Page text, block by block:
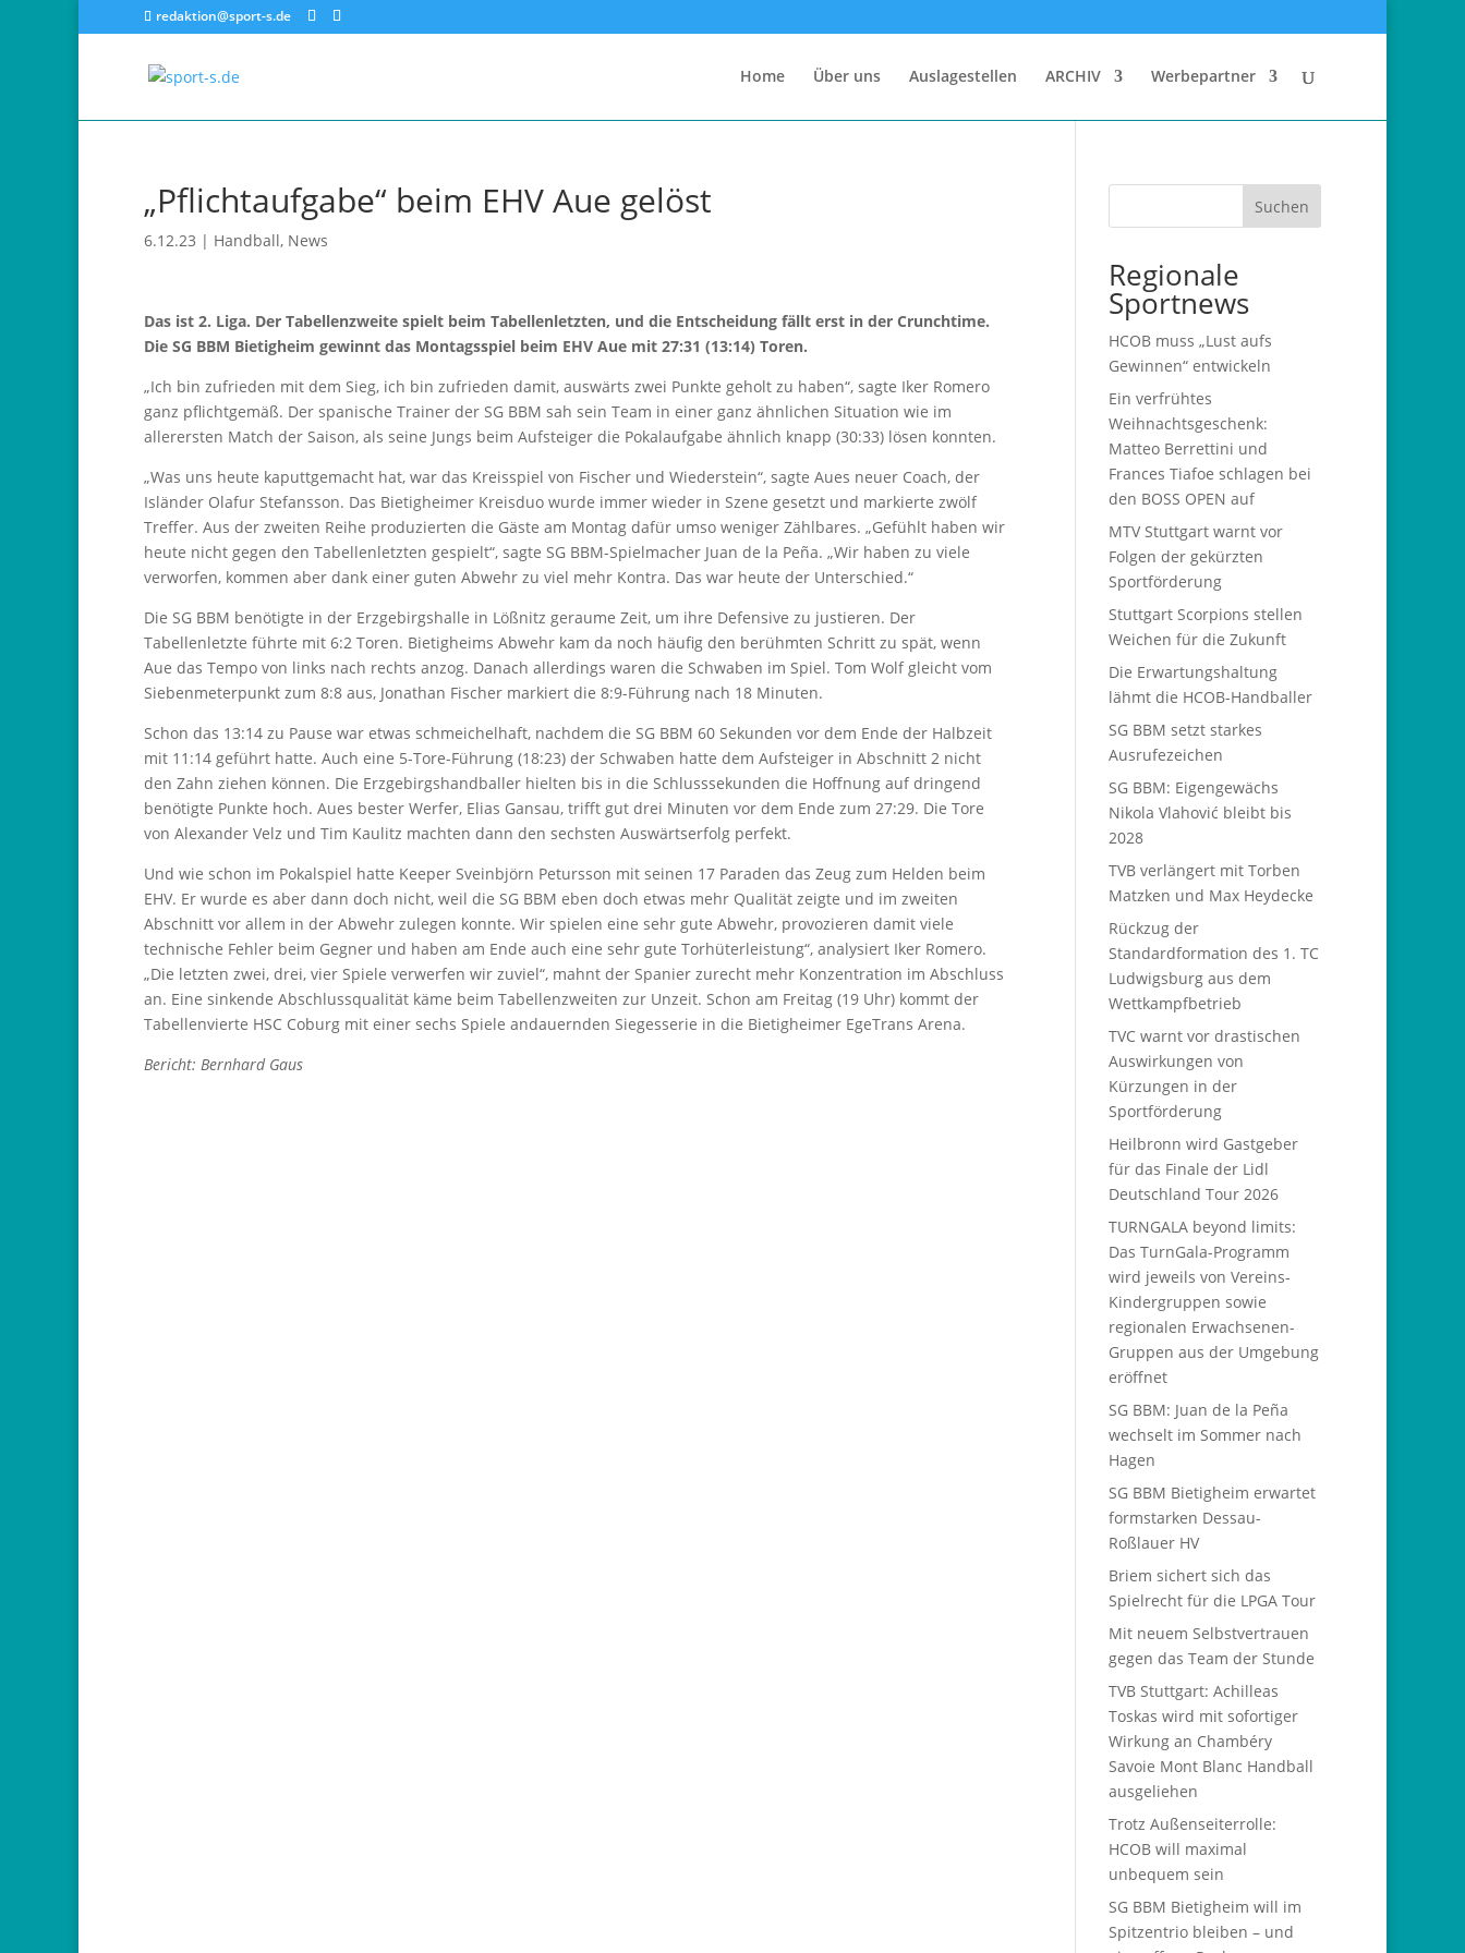
redaktion@sport-s.de
Home Über uns Auslagestellen ARCHIV Werbepartner
„Pflichtaufgabe“ beim EHV Aue gelöst
6.12.23 | Handball, News
Das ist 2. Liga. Der Tabellenzweite spielt beim Tabellenletzten, und die Entscheidung fällt erst in der Crunchtime.
Die SG BBM Bietigheim gewinnt das Montagsspiel beim EHV Aue mit 27:31 (13:14) Toren.
„Ich bin zufrieden mit dem Sieg, ich bin zufrieden damit, auswärts zwei Punkte geholt zu haben“, sagte Iker Romero
ganz pflichtgemäß. Der spanische Trainer der SG BBM sah sein Team in einer ganz ähnlichen Situation wie im
allerersten Match der Saison, als seine Jungs beim Aufsteiger die Pokalaufgabe ähnlich knapp (30:33) lösen konnten.
„Was uns heute kaputtgemacht hat, war das Kreisspiel von Fischer und Wiederstein“, sagte Aues neuer Coach, der
Isländer Olafur Stefansson. Das Bietigheimer Kreisduo wurde immer wieder in Szene gesetzt und markierte zwölf
Treffer. Aus der zweiten Reihe produzierten die Gäste am Montag dafür umso weniger Zählbares. „Gefühlt haben wir
heute nicht gegen den Tabellenletzten gespielt“, sagte SG BBM-Spielmacher Juan de la Peña. „Wir haben zu viele
verworfen, kommen aber dank einer guten Abwehr zu viel mehr Kontra. Das war heute der Unterschied.“
Die SG BBM benötigte in der Erzgebirgshalle in Lößnitz geraume Zeit, um ihre Defensive zu justieren. Der
Tabellenletzte führte mit 6:2 Toren. Bietigheims Abwehr kam da noch häufig den berühmten Schritt zu spät, wenn
Aue das Tempo von links nach rechts anzog. Danach allerdings waren die Schwaben im Spiel. Tom Wolf gleicht vom
Siebenmeterpunkt zum 8:8 aus, Jonathan Fischer markiert die 8:9-Führung nach 18 Minuten.
Schon das 13:14 zu Pause war etwas schmeichelhaft, nachdem die SG BBM 60 Sekunden vor dem Ende der Halbzeit
mit 11:14 geführt hatte. Auch eine 5-Tore-Führung (18:23) der Schwaben hatte dem Aufsteiger in Abschnitt 2 nicht
den Zahn ziehen können. Die Erzgebirgshandballer hielten bis in die Schlusssekunden die Hoffnung auf dringend
benötigte Punkte hoch. Aues bester Werfer, Elias Gansau, trifft gut drei Minuten vor dem Ende zum 27:29. Die Tore
von Alexander Velz und Tim Kaulitz machten dann den sechsten Auswärtserfolg perfekt.
Und wie schon im Pokalspiel hatte Keeper Sveinbjörn Petursson mit seinen 17 Paraden das Zeug zum Helden beim
EHV. Er wurde es aber dann doch nicht, weil die SG BBM eben doch etwas mehr Qualität zeigte und im zweiten
Abschnitt vor allem in der Abwehr zulegen konnte. Wir spielen eine sehr gute Abwehr, provozieren damit viele
technische Fehler beim Gegner und haben am Ende auch eine sehr gute Torhüterleistung“, analysiert Iker Romero.
„Die letzten zwei, drei, vier Spiele verwerfen wir zuviel“, mahnt der Spanier zurecht mehr Konzentration im Abschluss
an. Eine sinkende Abschlussqualität käme beim Tabellenzweiten zur Unzeit. Schon am Freitag (19 Uhr) kommt der
Tabellenvierte HSC Coburg mit einer sechs Spiele andauernden Siegesserie in die Bietigheimer EgeTrans Arena.
Bericht: Bernhard Gaus
Suchen
Regionale
Sportnews
HCOB muss „Lust aufs
Gewinnen“ entwickeln
Ein verfrühtes
Weihnachtsgeschenk:
Matteo Berrettini und
Frances Tiafoe schlagen bei
den BOSS OPEN auf
MTV Stuttgart warnt vor
Folgen der gekürzten
Sportförderung
Stuttgart Scorpions stellen
Weichen für die Zukunft
Die Erwartungshaltung
lähmt die HCOB-Handballer
SG BBM setzt starkes
Ausrufezeichen
SG BBM: Eigengewächs
Nikola Vlahović bleibt bis
2028
TVB verlängert mit Torben
Matzken und Max Heydecke
Rückzug der
Standardformation des 1. TC
Ludwigsburg aus dem
Wettkampfbetrieb
TVC warnt vor drastischen
Auswirkungen von
Kürzungen in der
Sportförderung
Heilbronn wird Gastgeber
für das Finale der Lidl
Deutschland Tour 2026
TURNGALA beyond limits:
Das TurnGala-Programm
wird jeweils von Vereins-
Kindergruppen sowie
regionalen Erwachsenen-
Gruppen aus der Umgebung
eröffnet
SG BBM: Juan de la Peña
wechselt im Sommer nach
Hagen
SG BBM Bietigheim erwartet
formstarken Dessau-
Roßlauer HV
Briem sichert sich das
Spielrecht für die LPGA Tour
Mit neuem Selbstvertrauen
gegen das Team der Stunde
TVB Stuttgart: Achilleas
Toskas wird mit sofortiger
Wirkung an Chambéry
Savoie Mont Blanc Handball
ausgeliehen
Trotz Außenseiterrolle:
HCOB will maximal
unbequem sein
SG BBM Bietigheim will im
Spitzentrio bleiben – und